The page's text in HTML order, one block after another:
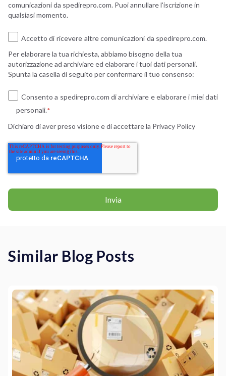
comunicazioni da spedirepro.com. Puoi annullare l'iscrizione in
qualsiasi momento.
Accetto di ricevere altre comunicazioni da spedirepro.com.
Per elaborare la tua richiesta, abbiamo bisogno della tua
autorizzazione ad archiviare ed elaborare i tuoi dati personali.
Spunta la casella di seguito per confermare il tuo consenso:
Consento a spedirepro.com di archiviare e elaborare i miei dati
personali.*
Dichiaro di aver preso visione e di accettare la Privacy Policy
Similar Blog Posts